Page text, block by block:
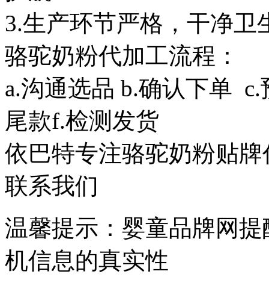
3.生产环节严格，干净卫
骆驼奶粉代加工流程：
a.沟通选品 b.确认下单
尾款f.检测发货
依巴特专注骆驼奶粉贴
联系我们
温馨提示：婴童品牌网
机信息的真实性